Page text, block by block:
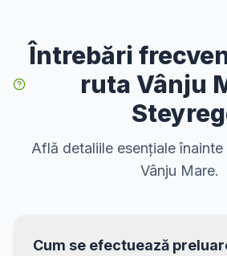
Întrebări
ruta Vânju
Află detaliile esențiale
Vânju Mare.
Cum se efectuează